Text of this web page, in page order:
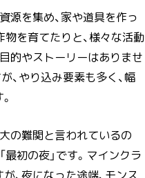
源を集め、家や道具を作っ
物を育てたりと、様々な活動
的やストーリーはありませ
、やり込み要素も多く、幅
の難関と言われているの
最初の夜」です。マインクラ